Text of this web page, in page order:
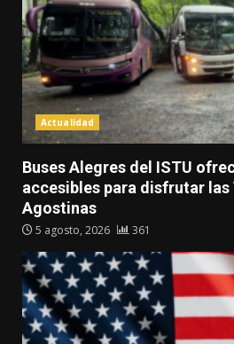
Actualidad
Buses Alegres del ISTU
accesibles para disfrutar las
Agostinas
5 agosto, 2026 361